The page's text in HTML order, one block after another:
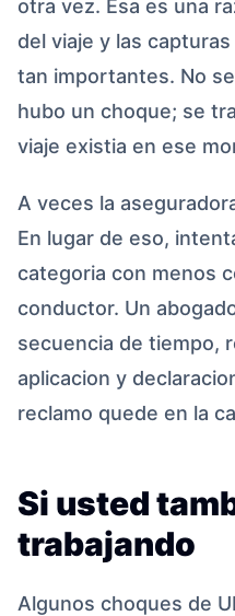
otra vez. Esa es una
del viaje y las
tan importantes. No
hubo un choque; se
viaje existia en ese
A veces la
En lugar de eso,
categoria con menos
conductor. Un
secuencia de tiempo,
aplicacion y
reclamo quede en la
Si usted
trabajando
Algunos choques de